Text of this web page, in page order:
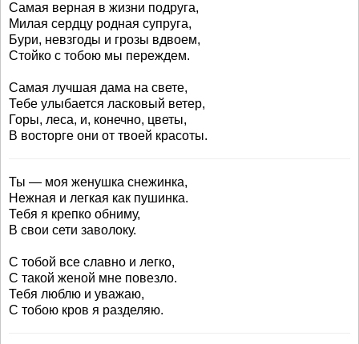
Самая верная в жизни подруга,
Милая сердцу родная супруга,
Бури, невзгоды и грозы вдвоем,
Стойко с тобою мы переждем.
Самая лучшая дама на свете,
Тебе улыбается ласковый ветер,
Горы, леса, и, конечно, цветы,
В восторге они от твоей красоты.
Ты — моя женушка снежинка,
Нежная и легкая как пушинка.
Тебя я крепко обниму,
В свои сети заволоку.
С тобой все славно и легко,
С такой женой мне повезло.
Тебя люблю и уважаю,
С тобою кров я разделяю.